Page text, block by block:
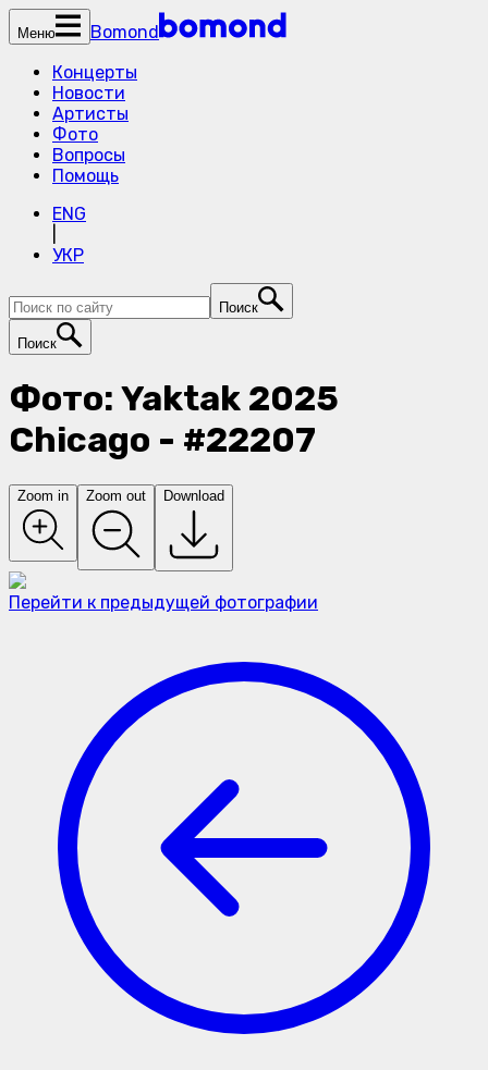
Меню
Bomond
Концерты
Новости
Артисты
Фото
Вопросы
Помощь
ENG
УКР
Поиск
Поиск
Фото: Yaktak 2025
Chicago - #22207
Zoom in Zoom out Download
Перейти к предыдущей фотографии